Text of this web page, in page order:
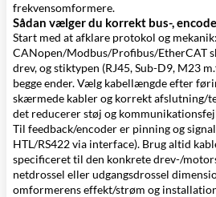
frekvensomformere.
Sådan vælger du korrekt bus-,
Start med at afklare protokol og mekanik:
CANopen/Modbus/Profibus/EtherCAT
drev, og stiktypen (RJ45, Sub-D9, M23
begge ender. Vælg kabellængde efter
skærmede kabler og korrekt afslutning/
det reducerer støj og
Til feedback/encoder er pinning og
HTL/RS422 via interface). Brug altid
specificeret til den konkrete drev-/
netdrossel eller udgangsdrossel
omformerens effekt/strøm og